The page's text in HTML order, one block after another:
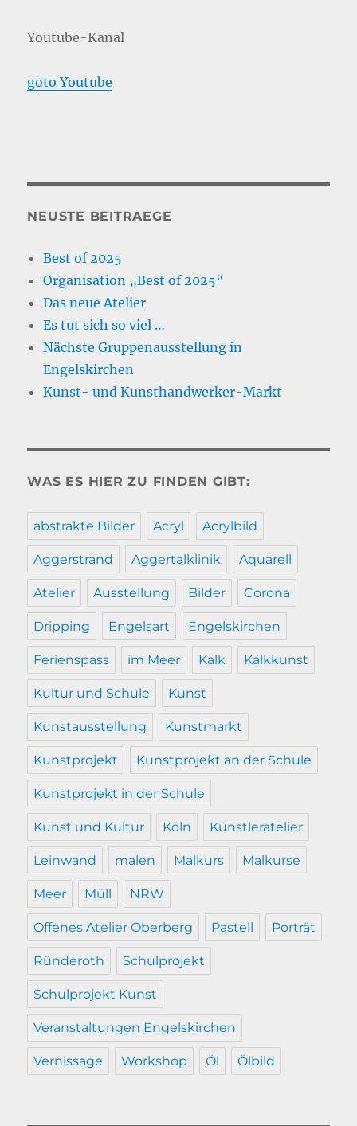
Youtube-Kanal
goto Youtube
NEUSTE BEITRAEGE
Best of 2025
Organisation „Best of 2025“
Das neue Atelier
Es tut sich so viel …
Nächste Gruppenausstellung in
Engelskirchen
Kunst- und Kunsthandwerker-Markt
WAS ES HIER ZU FINDEN GIBT:
abstrakte Bilder Acryl Acrylbild
Aggerstrand Aggertalklinik Aquarell
Atelier Ausstellung Bilder Corona
Dripping Engelsart Engelskirchen
Ferienspass im Meer Kalk Kalkkunst
Kultur und Schule Kunst
Kunstausstellung Kunstmarkt
Kunstprojekt Kunstprojekt an der Schule
Kunstprojekt in der Schule
Kunst und Kultur Köln Künstleratelier
Leinwand malen Malkurs Malkurse
Meer Müll NRW
Offenes Atelier Oberberg Pastell Porträt
Ründeroth Schulprojekt
Schulprojekt Kunst
Veranstaltungen Engelskirchen
Vernissage Workshop Öl Ölbild